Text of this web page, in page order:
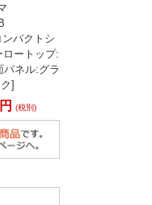
パクトシ
ロートップ:
パネル:グラ
]
(税別)